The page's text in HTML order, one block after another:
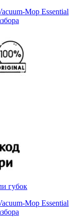
Mop Essential
губок
Mop Essential